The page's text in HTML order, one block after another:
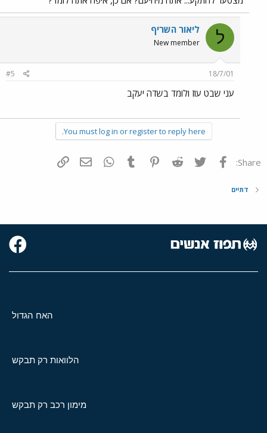
ל ליאור השריף
New member
18/7/01
#5
עני שבט עוז ולומד בשדה יעקב
You must log in or register to reply here.
Share: פייסבוק Twitter
Reddit
Pinterest
Tumblr
WhatsAppדואר אלקטרוני
דתיים
האח הגדול
הלוואות רק תבקש
מימון רכב רק תבקש